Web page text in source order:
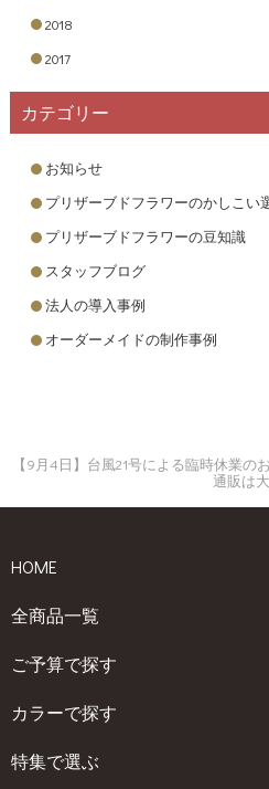
【9月4日】台風21号による臨時休業
通販は
2018
2017
カテゴリー
お知らせ
プリザーブドフラワーのかしこい
プリザーブドフラワーの豆知識
スタッフブログ
法人の導入事例
オーダーメイドの制作事例
HOME
全商品一覧
ご予算で探す
カラーで探す
特集で選ぶ